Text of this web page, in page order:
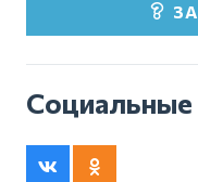
Социальные